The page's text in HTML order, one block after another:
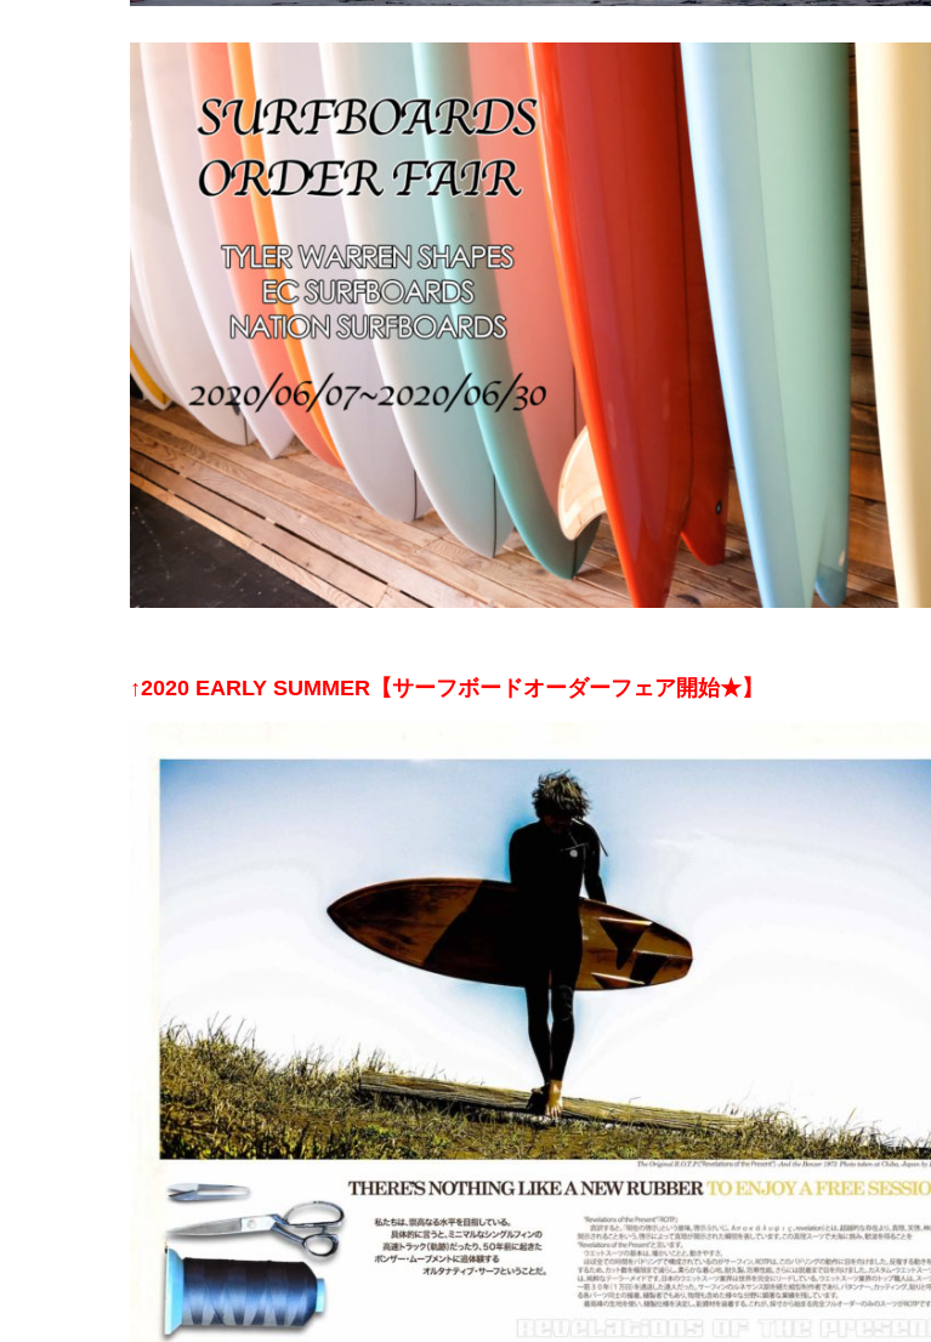
↑2020 EARLY SUMMER【サーフボードオーダーフェア開始★】